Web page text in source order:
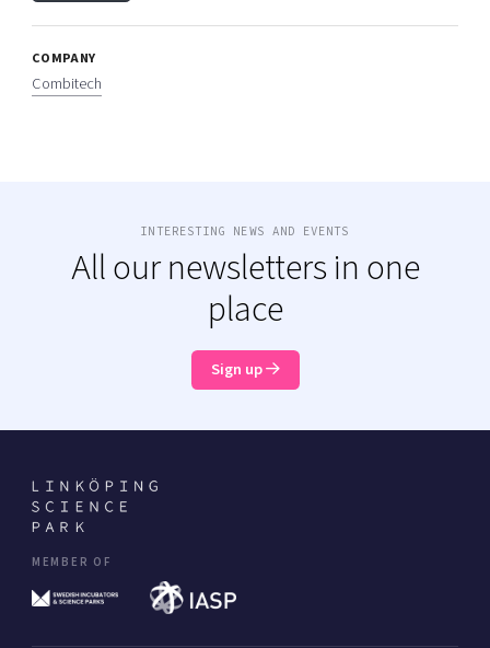
COMPANY
Combitech
INTERESTING NEWS AND EVENTS
All our newsletters in one
place
Sign up
MEMBER OF